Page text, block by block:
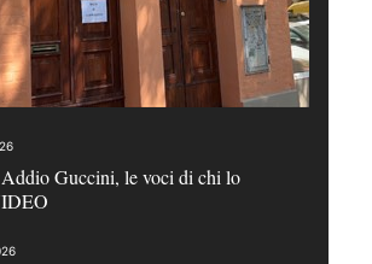
Guccini, le voci di chi lo